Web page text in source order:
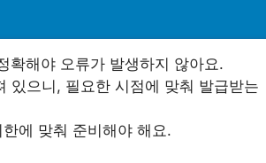
확해야 오류가 발생하지 않아요.
있으니, 필요한 시점에 맞춰 발급받는
에 맞춰 준비해야 해요.